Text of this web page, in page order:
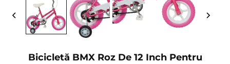
Bicicletă BMX Roz De 12 Inch Pentru